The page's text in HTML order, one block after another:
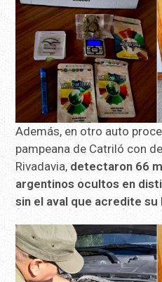
Además, en otro auto
pampeana de Catriló con
Rivadavia,detectaron 66
argentinos ocultos en
sin el aval que acredite